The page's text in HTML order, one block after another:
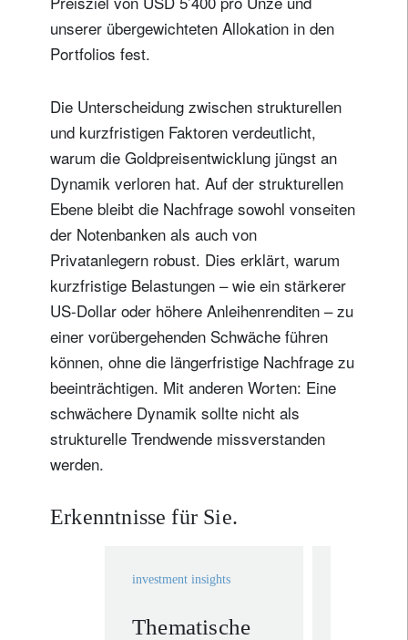
unserer übergewichteten Allokation in den
Portfolios fest.
Die Unterscheidung zwischen strukturellen
und kurzfristigen Faktoren verdeutlicht,
warum die Goldpreisentwicklung jüngst an
Dynamik verloren hat. Auf der strukturellen
Ebene bleibt die Nachfrage sowohl vonseiten
der Notenbanken als auch von
Privatanlegern robust. Dies erklärt, warum
kurzfristige Belastungen – wie ein stärkerer
US-Dollar oder höhere Anleihenrenditen – zu
einer vorübergehenden Schwäche führen
können, ohne die längerfristige Nachfrage zu
beeinträchtigen. Mit anderen Worten: Eine
schwächere Dynamik sollte nicht als
strukturelle Trendwende missverstanden
werden.
Erkenntnisse für Sie.
investment insights
Thematische